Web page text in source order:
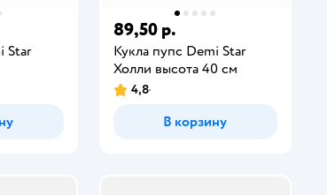
Star
89,50 р.
Кукла пупс Demi Star
Холли высота 40 см
4,8
В корзину